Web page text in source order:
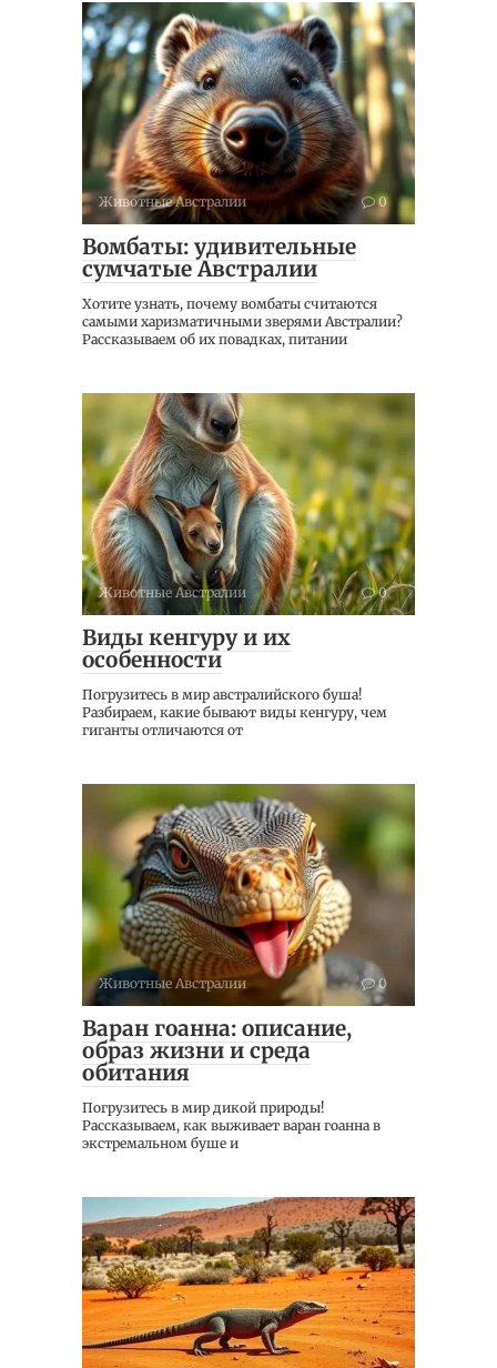
Животные Австралии 0
Вомбаты: удивительные
сумчатые Австралии
Хотите узнать, почему вомбаты считаются
самыми харизматичными зверями Австралии?
Рассказываем об их повадках, питании
Животные Австралии 0
Виды кенгуру и их
особенности
Погрузитесь в мир австралийского буша!
Разбираем, какие бывают виды кенгуру, чем
гиганты отличаются от
Животные Австралии 0
Варан гоанна: описание,
образ жизни и среда
обитания
Погрузитесь в мир дикой природы!
Рассказываем, как выживает варан гоанна в
экстремальном буше и